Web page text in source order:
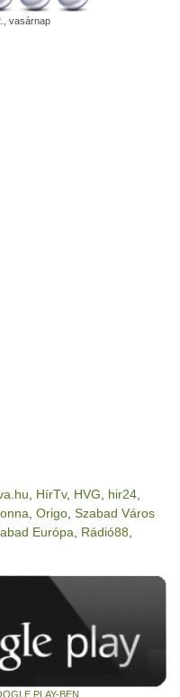
vasárnap
HírTv, HVG hir24
Origo Szabad Város
Európa Rádió88
PLAY-BEN